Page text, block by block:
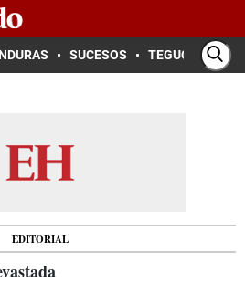
SUCESOS TEGUCIGALPA
EDITORIAL